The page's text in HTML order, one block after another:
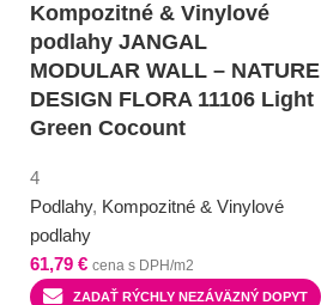
Kompozitné & Vinylové
podlahy JANGAL
MODULAR WALL – NATURE
DESIGN FLORA 11106 Light
Green Cocount
4
Podlahy, Kompozitné & Vinylové
podlahy
61,79 € cena s DPH/m2
ZADAŤ RÝCHLY NEZÁVÄZNÝ DOPYT